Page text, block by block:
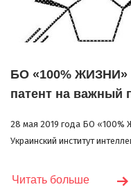
БО «100% ЖИЗНИ»
патент на важный
28 мая 2019 года БО
Украинский институт
Читать больше